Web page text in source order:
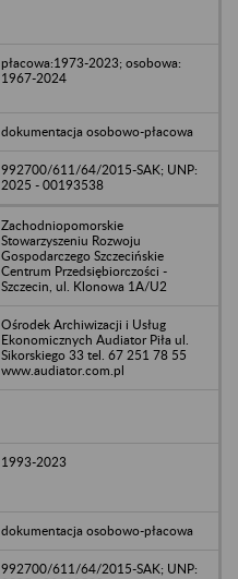
płacowa:1973-2023; osobowa:
1967-2024
dokumentacja osobowo-płacowa
992700/611/64/2015-SAK; UNP:
2025 - 00193538
Zachodniopomorskie
Stowarzyszeniu Rozwoju
Gospodarczego Szczecińskie
Centrum Przedsiębiorczości -
Szczecin, ul. Klonowa 1A/U2
Ośrodek Archiwizacji i Usług
Ekonomicznych Audiator Piła ul.
Sikorskiego 33 tel. 67 251 78 55
www.audiator.com.pl
1993-2023
dokumentacja osobowo-płacowa
992700/611/64/2015-SAK; UNP: